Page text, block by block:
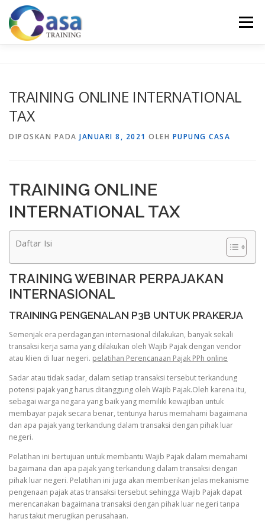
Lompat
konten
Menu
KONTAK KAMI
TRAINING ONLINE INTERNATIONAL
TAX
DIPOSKAN PADA JANUARI 8, 2021 OLEH PUPUNG CASA
TRAINING ONLINE
INTERNATIONAL TAX
Daftar Isi
TRAINING WEBINAR PERPAJAKAN
INTERNASIONAL
TRAINING PENGENALAN P3B UNTUK PRAKERJA
Semenjak era perdagangan internasional dilakukan, banyak sekali
transaksi kerja sama yang dilakukan oleh Wajib Pajak dengan vendor
atau klien di luar negeri. pelatihan Perencanaan Pajak PPh online
Sadar atau tidak sadar, dalam setiap transaksi tersebut terkandung
potensi pajak yang harus ditanggung oleh Wajib Pajak.Oleh karena itu,
sebagai warga negara yang baik yang memiliki kewajiban untuk
membayar pajak secara benar, tentunya harus memahami bagaimana
dan apa pajak yang terkandung dalam transaksi dengan pihak luar
negeri.
Pelatihan ini bertujuan untuk membantu Wajib Pajak dalam memahami
bagaimana dan apa pajak yang terkandung dalam transaksi dengan
pihak luar negeri. Pelatihan ini juga akan memberikan jelas mekanisme
pengenaan pajak atas transaksi tersebut sehingga Wajib Pajak dapat
merencanakan bagaimana transaksi dengan pihak luar negeri tanpa
harus takut merugikan perusahaan.